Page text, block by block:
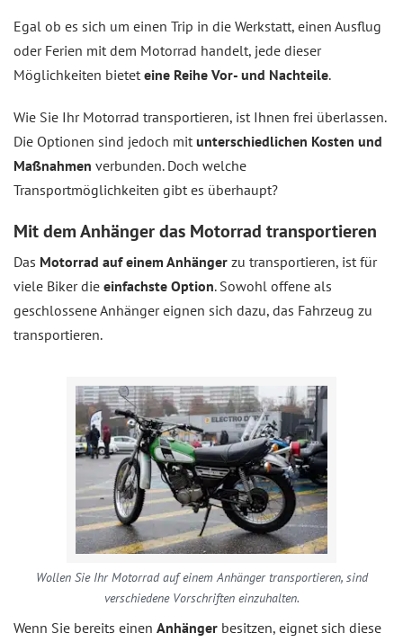
Egal ob es sich um einen Trip in die Werkstatt, einen Ausflug
oder Ferien mit dem Motorrad handelt, jede dieser
Möglichkeiten bietet eine Reihe Vor- und Nachteile.
Wie Sie Ihr Motorrad transportieren, ist Ihnen frei überlassen.
Die Optionen sind jedoch mit unterschiedlichen Kosten und
Maßnahmen verbunden. Doch welche
Transportmöglichkeiten gibt es überhaupt?
Mit dem Anhänger das Motorrad transportieren
Das Motorrad auf einem Anhänger zu transportieren, ist für
viele Biker die einfachste Option. Sowohl offene als
geschlossene Anhänger eignen sich dazu, das Fahrzeug zu
transportieren.
Wollen Sie Ihr Motorrad auf einem Anhänger transportieren, sind
verschiedene Vorschriften einzuhalten.
Wenn Sie bereits einen Anhänger besitzen, eignet sich diese